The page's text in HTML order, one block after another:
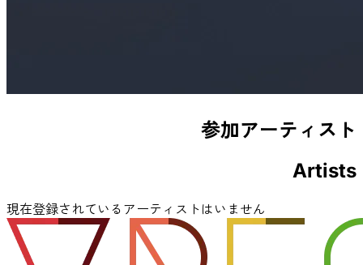
参加アーティスト
Artists
現在登録されているアーティストはいません